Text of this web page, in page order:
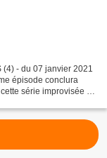
(4) - du 07 janvier 2021
épisode conclura
série improvisée et